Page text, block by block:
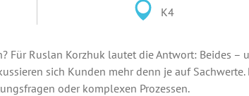
K4
Für Ruslan Korzhuk lautet die Antwort: Beides
sich Kunden mehr denn je auf
oder komplexen Prozessen.